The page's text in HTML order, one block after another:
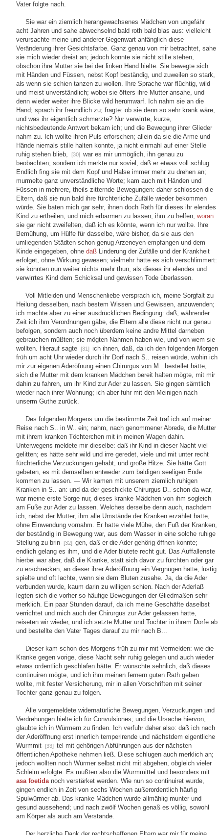
Vater folgte nach.
Sie war ein ziemlich herangewachsenes Mädchen von ungefähr
acht Jahren und sahe abwechselnd bald roth bald blas aus: vielleicht
verursachte meine und anderer Gegenwart anfänglich diese
Veränderung ihrer Gesichtsfarbe. Ganz genau von mir betrachtet, sahe
sie mich wieder dreist an; jedoch konnte sie nicht stille stehen,
obschon ihre Mutter sie bei der linken Hand hielte. Sie bewegte sich
mit Händen und Füssen, nebst Kopf beständig, und zuweilen so stark,
als wenn sie schien tanzen zu wollen. Ihre Sprache war flüchtig, wild
und meist unverständlich; wobei sie öfters ihre Mutter ansahe, und
denn wieder weiter ihre Blicke wild herumwarf. Ich nahm sie an die
Hand; sprach ihr freundlich zu; fragte: ob sie denn so sehr krank wäre,
und was ihr eigentlich schmerzte? Nur verwirrte, kurze,
nichtsbedeutende Antwort bekam ich; und die Bewegung ihrer Glieder
nahm zu. Ich wollte ihren Puls erforschen; allein da sie die Arme und
Hände niemals stille halten konnte, ja nicht einmahl auf einer Stelle
ruhig stehen blieb,
[30] war es mir unmöglich, ihn genau zu
beobachten; sondern ich merkte nur soviel, daß er etwas voll schlug.
Endlich fing sie mit dem Kopf und Halse immer mehr zu drehen an;
murmelte ganz unverständliche Worte; kam auch mit Händen und
Füssen in mehrere, theils zitternde Bewegungen: daher schlossen die
Eltern, daß sie nun bald ihre fürchterliche Zufälle wieder bekommen
würde. Sie baten mich gar sehr, ihnen doch Rath für dieses ihr elendes
Kind zu ertheilen, und mich erbarmen zu lassen, ihm zu helfen, woran
sie gar nicht zweifelten, daß ich es könnte, wenn ich nur wollte. Ihre
Bemühung, um Hülfe für dasselbe, wäre bisher, da sie aus den
umliegenden Städten schon genug Arzeneyen empfangen und dem
Kinde eingegeben, ohne daß Linderung der Zufälle und der Krankheit
erfolget, ohne Wirkung gewesen; vielmehr hätte es sich verschlimmert:
sie könnten nun weiter nichts mehr thun, als dieses ihr elendes und
verwirrtes Kind dem Schicksal und gewissen Tode überlassen.
Voll Mitleiden und Menschenliebe versprach ich, meine Sorgfalt zu
Heilung desselben, nach bestem Wissen und Gewissen, anzuwenden;
ich machte aber zu einer ausdrücklichen Bedingung: daß, währender
Zeit ich ihm Verordnungen gäbe, die Eltern alle diese nicht nur genau
befolgen, sondern auch noch überdem keine andre Mittel darneben
gebrauchen müßten; sie mögten Nahmen haben wie, und von wem sie
wollten. Hierauf sagte
[31] ich ihnen, daß, da ich den folgenden Morgen
früh um acht Uhr wieder durch ihr Dorf nach S.. reisen würde, wohin ich
mir zur eigenen Aderöfnung einen Chirurgus von M.. bestellet hätte,
sich die Mutter mit dem kranken Mädchen bereit halten mögte, mit mir
dahin zu fahren, um ihr Kind zur Ader zu lassen. Sie gingen sämtlich
wieder nach ihrer Wohnung; ich aber fuhr mit den Meinigen nach
unserm Guthe zurück.
Des folgenden Morgens um die bestimmte Zeit traf ich auf meiner
Reise nach S.. in W.. ein; nahm, nach genommener Abrede, die Mutter
mit ihrem kranken Töchterchen mit in meinen Wagen dahin.
Unterwegens meldete mir dieselbe: daß ihr Kind in dieser Nacht viel
gelitten; es hätte sehr wild und irre geredet, viele und mit unter recht
fürchterliche Verzuckungen gehabt, und große Hitze. Sie hätte Gott
gebeten, es mit demselben entweder zum baldigen seeligen Ende
kommen zu lassen. — Wir kamen mit unserem ziemlich ruhigen
Kranken in S.. an: und da der geschickte Chirurgus D.. schon da war,
war meine erste Sorge nur, dieses kranke Mädchen von ihm sogleich
am Fuße zur Ader zu lassen. Welches derselbe denn auch, nachdem
ich, nebst der Mutter, ihm alle Umstände der Kranken erzählet hatte,
ohne Einwendung vornahm. Er hatte viele Mühe, den Fuß der Kranken,
der beständig in Bewegung war, aus dem Wasser in eine solche ruhige
Stellung zu brin- [32] gen, daß er die Ader gehörig öffnen konnte;
endlich gelang es ihm, und die Ader blutete recht gut. Das Auffallenste
hierbei war aber, daß die Kranke, statt sich davor zu fürchten oder gar
zu erschrecken, an dieser ihrer Aderöffnung ein Vergnügen hatte, lustig
spielte und oft lachte, wenn sie dem Bluten zusahe. Ja, da die Ader
verbunden wurde, kaum darin zu willigen schien. Nach der Aderlaß
legten sich die vorher so häufige Bewegungen der Gliedmaßen sehr
merklich. Ein paar Stunden darauf, da ich meine Geschäfte daselbst
verrichtet und mich auch der Chirurgus zur Ader gelassen hatte,
reiseten wir wieder, und ich setzte Mutter und Tochter in ihrem Dorfe ab
und bestellte den Vater Tages darauf zu mir nach B...
Dieser kam schon des Morgens früh zu mir mit Vermelden: wie die
Kranke gegen vorige, diese Nacht sehr ruhig gelegen und auch wieder
etwas ordentlich geschlafen hätte. Er wünschte sehnlich, daß dieses
continuiren mögte, und ich ihm meinen fernern guten Rath geben
wollte, mit fester Versicherung, mir in allen Vorschriften mit seiner
Tochter ganz genau zu folgen.
Alle vorgemeldete widernatürliche Bewegungen, Verzuckungen und
Verdrehungen hielte ich für Convulsiones; und die Ursache hiervon,
glaubte ich in Würmern zu finden. Ich verfuhr daher also: daß ich nach
der Aderöffnung erst innerlich temperirende und nächstdem eigentliche
Wurmmit- [33] tel mit gehörigen Abführungen aus der nächsten
öffentlichen Apotheke nehmen ließ. Diese schlugen auch merklich an;
jedoch wollten noch Würmer selbst nicht mit abgehen, obgleich vieler
Schleim erfolgte. Es mußten also die Wurmmittel und besonders mit
asa foetidanoch verstärket werden. Wie nun so continuiret wurde,
gingen endlich in Zeit von sechs Wochen außerordentlich häufig
Spulwürmer ab. Das kranke Mädchen wurde allmählig munter und
gesund aussehend; und nach zwölf Wochen genaß es völlig, sowohl
am Körper als auch am Verstande.